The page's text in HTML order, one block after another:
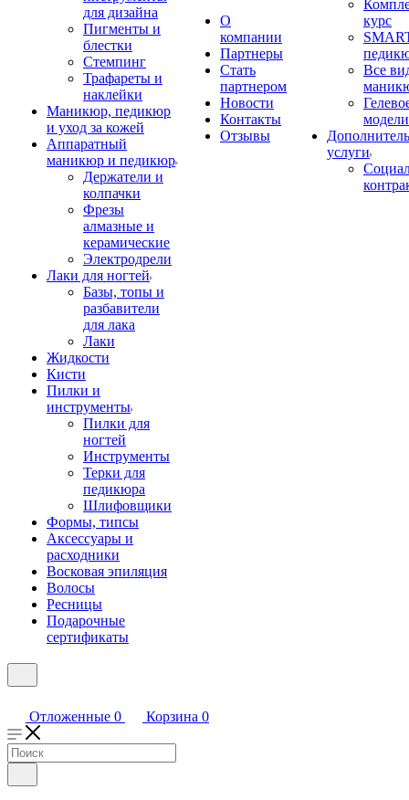
для дизайна
Пигменты и
блестки
Стемпинг
Трафареты и
наклейки
Маникюр, педикюр
и уход за кожей
Аппаратный
маникюр и педикюр
Держатели и
колпачки
Фрезы
алмазные и
керамические
Электродрели
Лаки для ногтей
Базы, топы и
разбавители
для лака
Лаки
Жидкости
Кисти
Пилки и
инструменты
Пилки для
ногтей
Инструменты
Терки для
педикюра
Шлифовщики
Формы, типсы
Аксессуары и
расходники
Восковая эпиляция
Волосы
Ресницы
Подарочные
сертификаты
О
компании
Партнеры
Стать
партнером
Новости
Контакты
Отзывы
курс
Все
услуги
Отложенные 0 Корзина 0